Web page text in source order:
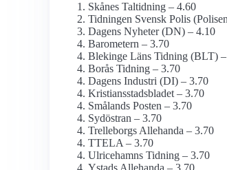
Skånes Taltidning – 4.60
Tidningen Svensk Polis
Dagens Nyheter (DN) – 4.10
Barometern – 3.70
Blekinge Läns Tidning (BLT)
Borås Tidning – 3.70
Dagens Industri (DI) – 3.70
Kristiansstadsbladet – 3.70
Smålands Posten – 3.70
Sydöstran – 3.70
Trelleborgs Allehanda – 3.70
TTELA – 3.70
Ulricehamns Tidning – 3.70
Ystads Allehanda – 3.70